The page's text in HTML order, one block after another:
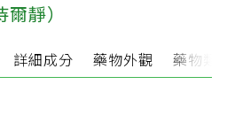
靜）
詳細成分 藥物外觀 藥物類別